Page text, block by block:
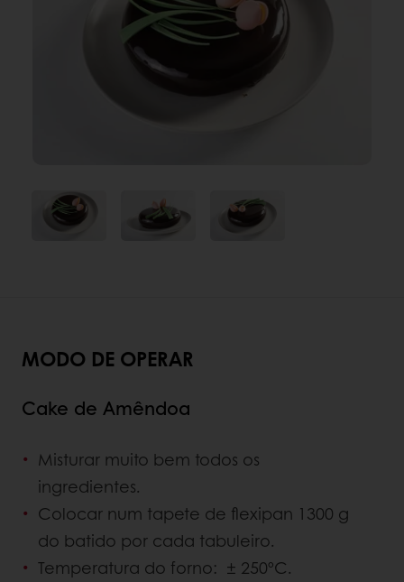
MODO DE OPERAR
Cake de Amêndoa
Misturar muito bem todos os
ingredientes.
Colocar num tapete de flexipan 1300 g
do batido por cada tabuleiro.
Temperatura do forno: ± 250ºC.